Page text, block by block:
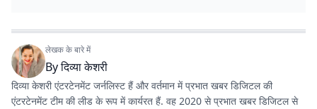
लेखक के बारे में
Byदिव्या केशरी
दिव्या केशरी एंटरटेनमेंट जर्नलिस्ट हैं और वर्तमान में प्रभात खबर डिजिटल की
एंटरटेनमेंट टीम की लीड के रूप में कार्यरत हैं. वह 2020 से प्रभात खबर डिजिटल से